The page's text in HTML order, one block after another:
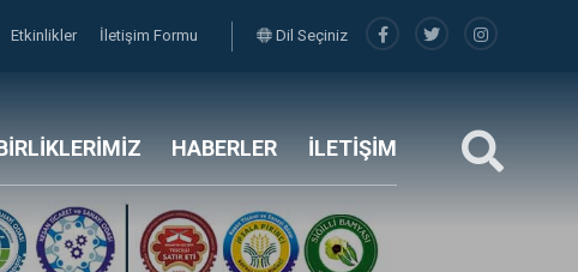
Etkinlikler İletişim Formu Dil Seçiniz
HABERLER İLETİŞİM